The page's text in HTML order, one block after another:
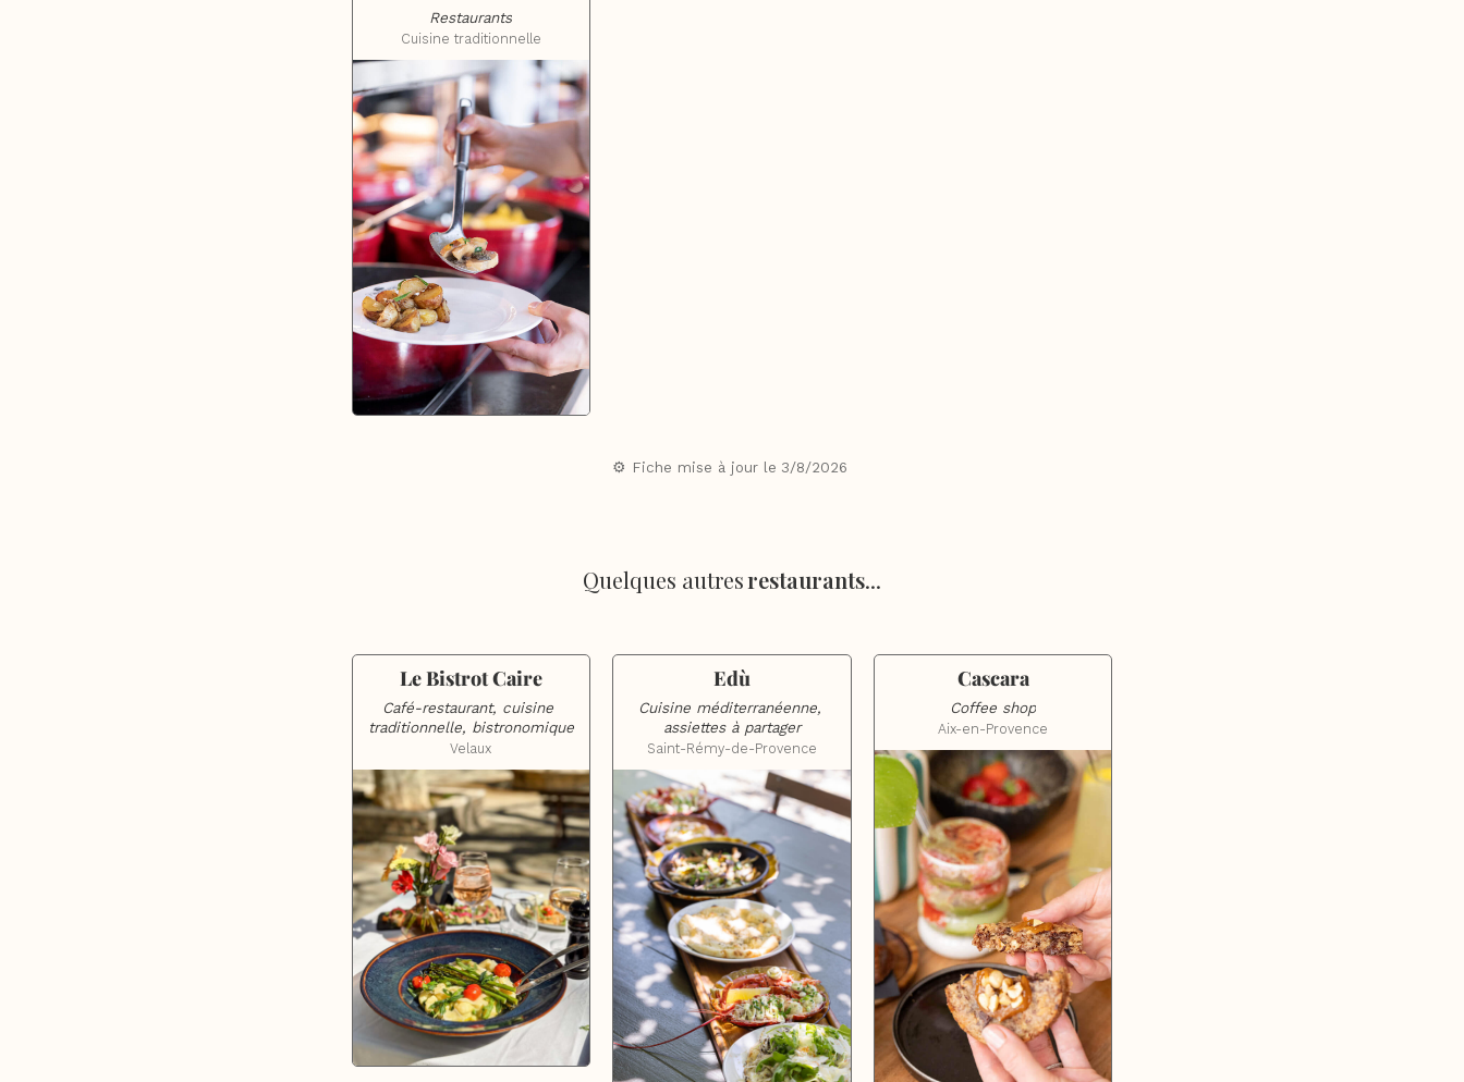
Restaurants
Cuisine traditionnelle
⚙️ Fiche mise à jour le 3/8/2026
Quelques autresrestaurants...
Le Bistrot Caire
Café-restaurant, cuisine
traditionnelle, bistronomique
Velaux
Edù
Cuisine méditerranéenne,
assiettes à partager
Saint-Rémy-de-Provence
Cascara
Coffee shop
Aix-en-Provence